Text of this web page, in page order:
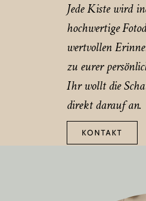
Jede Kiste wird
hochwertige
wertvollen
zu eurer
Ihr wollt die
direkt darauf an.
KONTAKT